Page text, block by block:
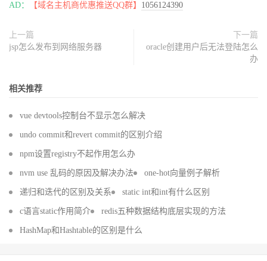
AD： 【域名主机商优惠推送QQ群】 1056124390
上一篇
jsp怎么发布到网络服务器
下一篇
oracle创建用户后无法登陆怎么
办
相关推荐
vue devtools控制台不显示怎么解决
undo commit和revert commit的区别介绍
npm设置registry不起作用怎么办
nvm use 乱码的原因及解决办法 one-hot向量例子解析
递归和迭代的区别及关系 static int和int有什么区别
c语言static作用简介 redis五种数据结构底层实现的方法
HashMap和Hashtable的区别是什么